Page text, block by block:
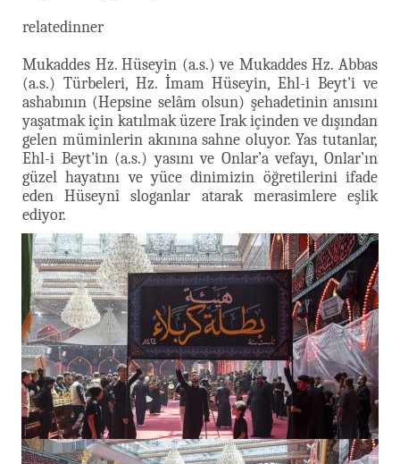
relatedinner
Mukaddes Hz. Hüseyin (a.s.) ve Mukaddes Hz. Abbas
(a.s.) Türbeleri, Hz. İmam Hüseyin, Ehl-i Beyt'i ve
ashabının (Hepsine selâm olsun) şehadetinin anısını
yaşatmak için katılmak üzere Irak içinden ve dışından
gelen müminlerin akınına sahne oluyor. Yas tutanlar,
Ehl-i Beyt'in (a.s.) yasını ve Onlar’a vefayı, Onlar’ın
güzel hayatını ve yüce dinimizin öğretilerini ifade
eden Hüseynî sloganlar atarak merasimlere eşlik
ediyor.